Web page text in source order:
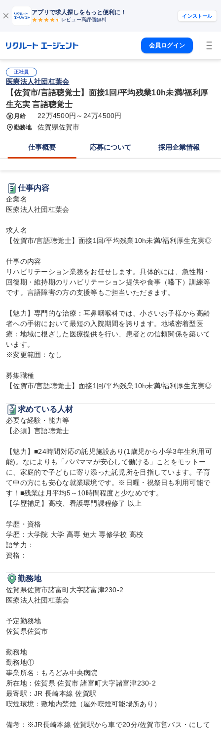
アプリで求人探しをもっと便利に！
レビュー高評価無料
インストール
会員ログイン
正社員
医療法人社団杠葉会
【佐賀市/言語聴覚士】面接1回/平均残業10h未満/福利厚
生充実 言語聴覚士
月給 22万4500円～24万4500円
勤務地 佐賀県佐賀市
仕事概要 応募について 採用企業情報
仕事内容
企業名
医療法人社団杠葉会
求人名
【佐賀市/言語聴覚士】面接1回/平均残業10h未満/福利厚生充実◎
仕事の内容
リハビリテーション業務をお任せします。具体的には、急性期・
回復期・維持期のリハビリテーション提供や食事（嚥下）訓練等
です。言語障害の方の支援等もご担当いただきます。
【魅力】専門的な治療：耳鼻咽喉科では、小さいお子様から高齢
者への手術において最短の入院期間を誇ります。地域密着型医
療：地域に根ざした医療提供を行い、患者との信頼関係を築いて
います。
※変更範囲：なし
募集職種
【佐賀市/言語聴覚士】面接1回/平均残業10h未満/福利厚生充実◎
求めている人材
必要な経験・能力等
【必須】言語聴覚士
【魅力】■24時間対応の託児施設あり(1歳児から小学3年生利用可
能)。なによりも「パパママが安心して働ける」ことをモットー
に、家庭的で子どもに寄り添った託児所を目指しています。子育
て中の方にも安心な就業環境です。※日曜・祝祭日も利用可能で
す！■残業は月平均5～10時間程度と少なめです。
【学歴補足】高校、看護専門課程修了 以上
学歴・資格
学歴：大学院 大学 高専 短大 専修学校 高校
語学力：
資格：
勤務地
佐賀県佐賀市諸富町大字諸富津230-2
医療法人社団杠葉会
予定勤務地
佐賀県佐賀市
勤務地
勤務地①
事業所名：もろどみ中央病院
所在地：佐賀県 佐賀市 諸富町大字諸富津230-2
最寄駅：JR 長崎本線 佐賀駅
喫煙環境：敷地内禁煙（屋外喫煙可能場所あり）
備考：※JR長崎本線 佐賀駅から車で20分/佐賀市営バス・にして